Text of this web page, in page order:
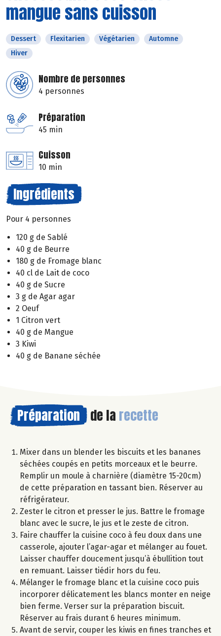
mangue sans cuisson
Dessert Flexitarien Végétarien
Automne
Hiver
Nombre de personnes
4 personnes
Préparation
45 min
Cuisson
10 min
Ingrédients
Pour 4 personnes
120 g de Sablé
40 g de Beurre
180 g de Fromage blanc
40 cl de Lait de coco
40 g de Sucre
3 g de Agar agar
2 Oeuf
1 Citron vert
40 g de Mangue
3 Kiwi
40 g de Banane séchée
Préparation de la recette
Mixer dans un blender les biscuits et les bananes
séchées coupés en petits morceaux et le beurre.
Remplir un moule à charnière (diamètre 15-20cm)
de cette préparation en tassant bien. Réserver au
réfrigérateur.
Zester le citron et presser le jus. Battre le fromage
blanc avec le sucre, le jus et le zeste de citron.
Faire chauffer la cuisine coco à feu doux dans une
casserole, ajouter l’agar-agar et mélanger au fouet.
Laisser chauffer doucement jusqu’à ébullition tout
en remuant. Laisser tiédir hors du feu.
Mélanger le fromage blanc et la cuisine coco puis
incorporer délicatement les blancs monter en neige
bien ferme. Verser sur la préparation biscuit.
Réserver au frais durant 6 heures minimum.
Avant de servir, couper les kiwis en fines tranches et